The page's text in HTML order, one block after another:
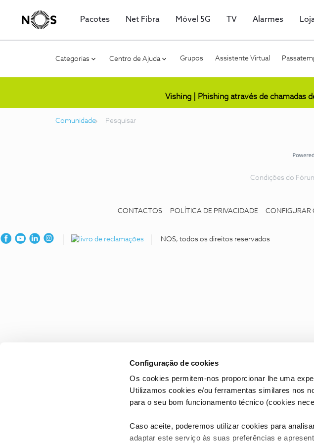
Configuração de cookies
Os cookies permitem-nos proporcionar lhe uma
Utilizamos cookies e/ou ferramentas similares nos
para o seu bom funcionamento técnico (cookies
Caso aceite, poderemos utilizar cookies para
adaptar este serviço às suas preferências e
Pacotes Net Fibra Móvel 5G TV Alarmes
Categorias Centro de Ajuda Grupos Assistente Virtual
Vishing | Phishing através de chamadas
Comunidade Pesquisar
Condições do
CONTACTOS POLÍTICA DE PRIVACIDADE CONFIGURAR
NOS, todos os direitos reservados